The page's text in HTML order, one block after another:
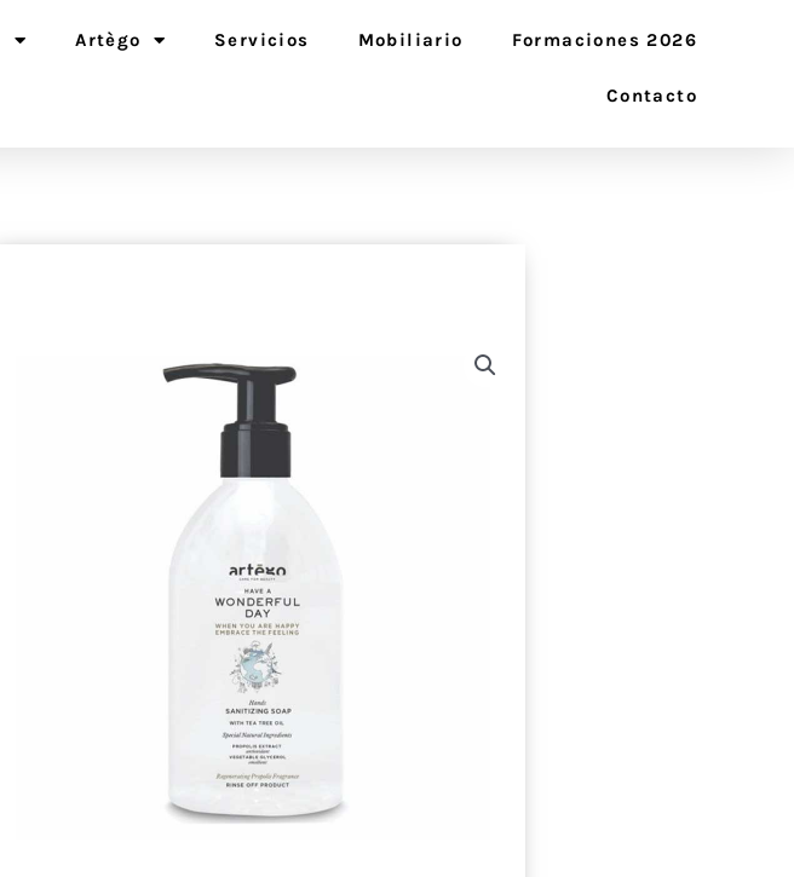
Artègo Servicios Mobiliario Formaciones 2026
Contacto